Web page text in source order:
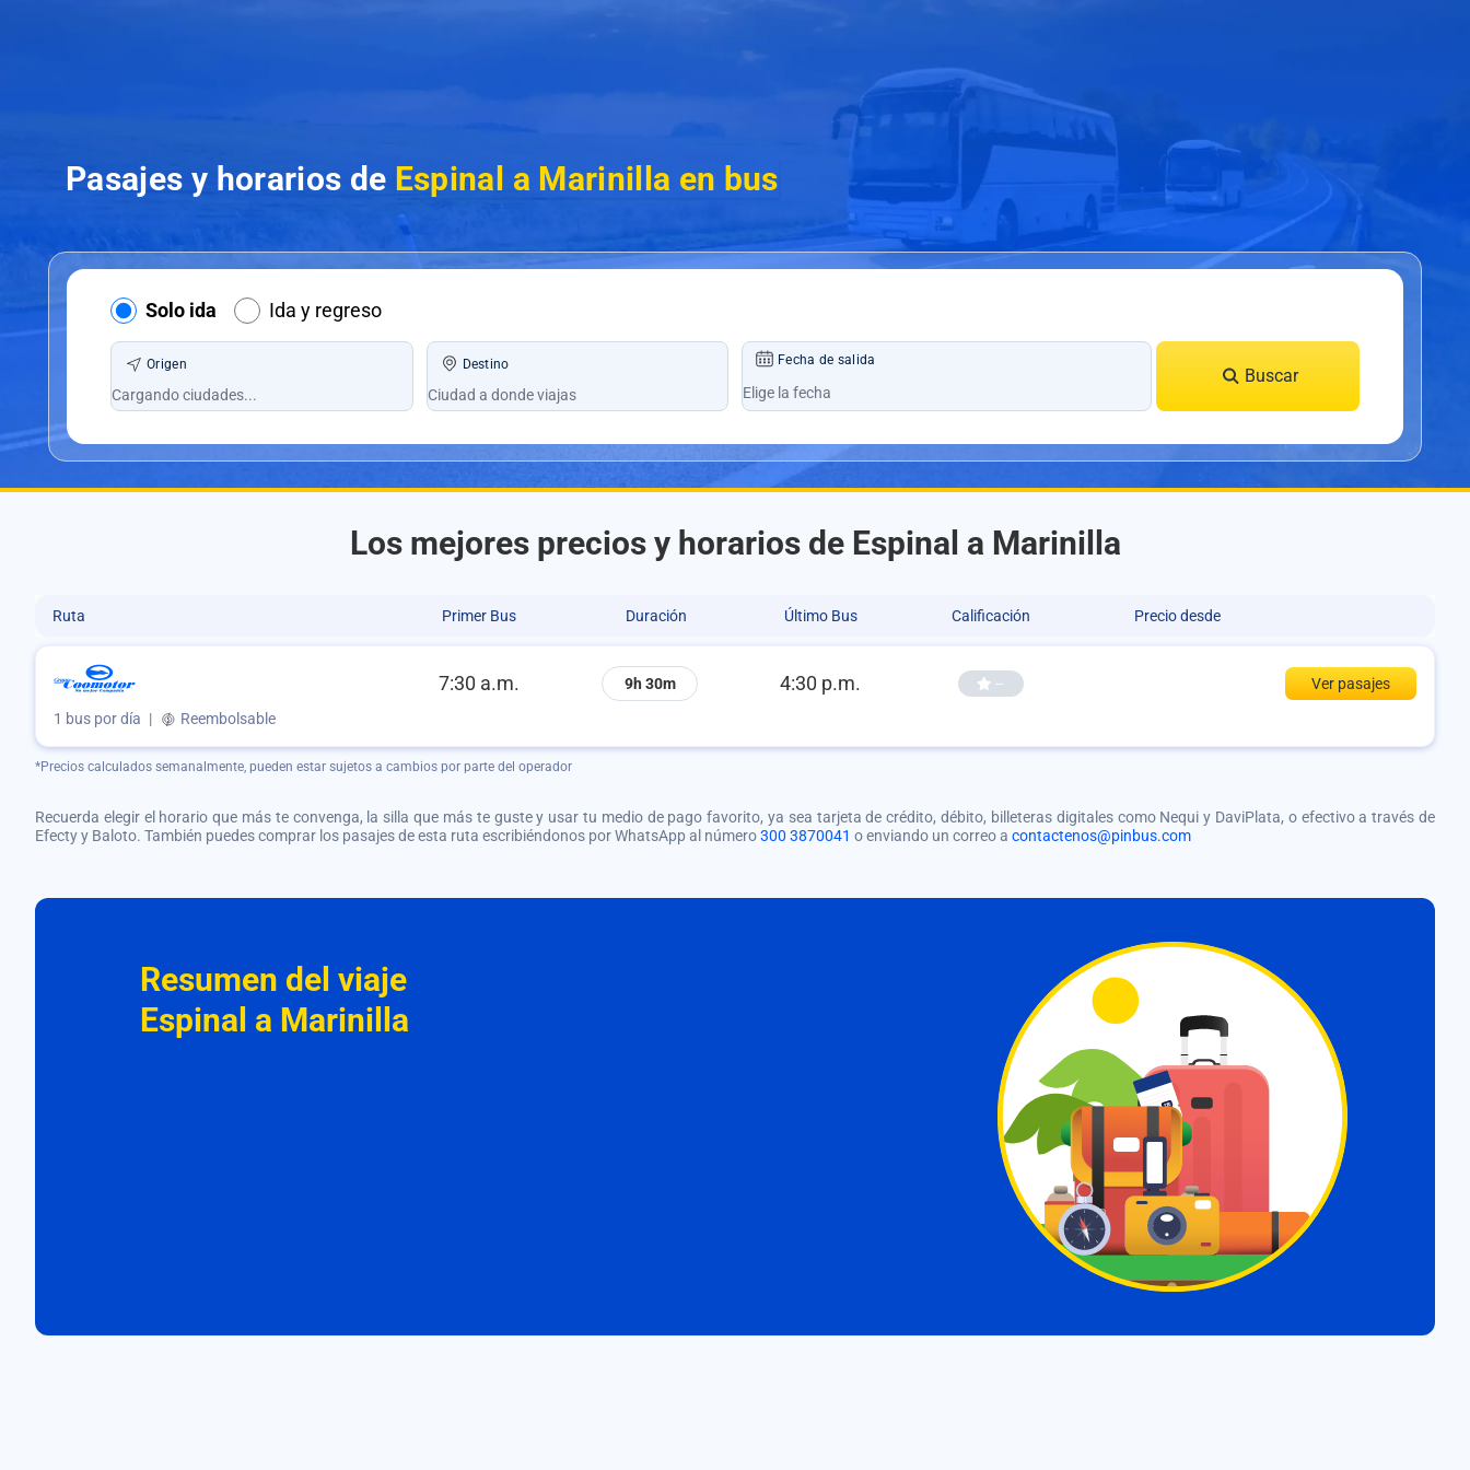
Pasajes y horarios de Espinal a Marinilla en bus
Solo ida Ida y regreso
Origen Destino Fecha de salida
Buscar
Los mejores precios y horarios de Espinal a Marinilla
Ruta Primer Bus Duración Último Bus Calificación Precio desde
7:30 a.m. 9h 30m 4:30 p.m. -- Ver pasajes
1 bus por día | Reembolsable
*Precios calculados semanalmente, pueden estar sujetos a cambios por parte del operador
Recuerda elegir el horario que más te convenga, la silla que más te guste y usar tu medio de pago favorito, ya sea tarjeta de crédito, débito, billeteras digitales como Nequi y DaviPlata, o efectivo a través de
Efecty y Baloto. También puedes comprar los pasajes de esta ruta escribiéndonos por WhatsApp al número300 3870041 o enviando un correo a contactenos@pinbus.com
Resumen del viaje
Espinal a Marinilla